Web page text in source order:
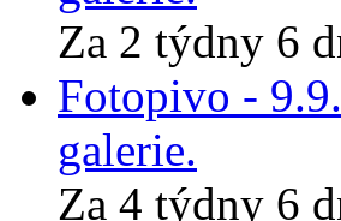
Za 2 týdny 6
Fotopivo -
galerie.
Za 4 týdny 6